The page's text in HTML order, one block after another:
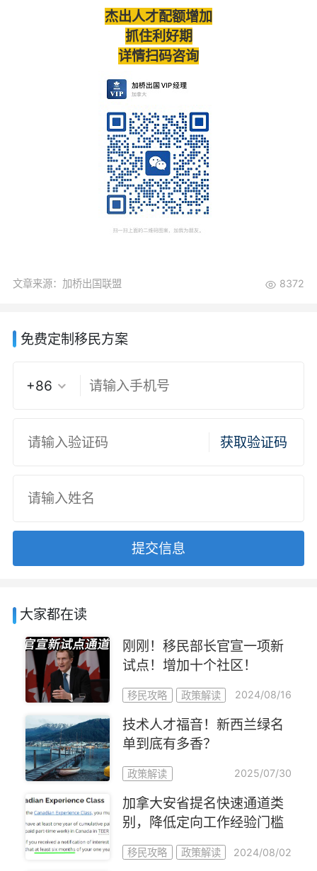
杰出人才配额增加
抓住利好期
详情扫码咨询
文章来源：加桥出国联盟 8372
免费定制移民方案
+86
获取验证码
提交信息
大家都在读
刚刚！移民部长官宣一项新
试点！增加十个社区！
移民攻略 政策解读 2024/08/16
技术人才福音！新西兰绿名
单到底有多香？
政策解读 2025/07/30
加拿大安省提名快速通道类
别，降低定向工作经验门槛
移民攻略 政策解读 2024/08/02